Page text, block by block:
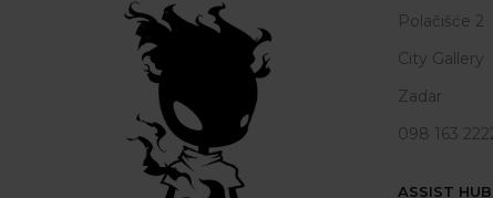
Polačišće 2
City Gallery
Zadar
098 163
ASSIST